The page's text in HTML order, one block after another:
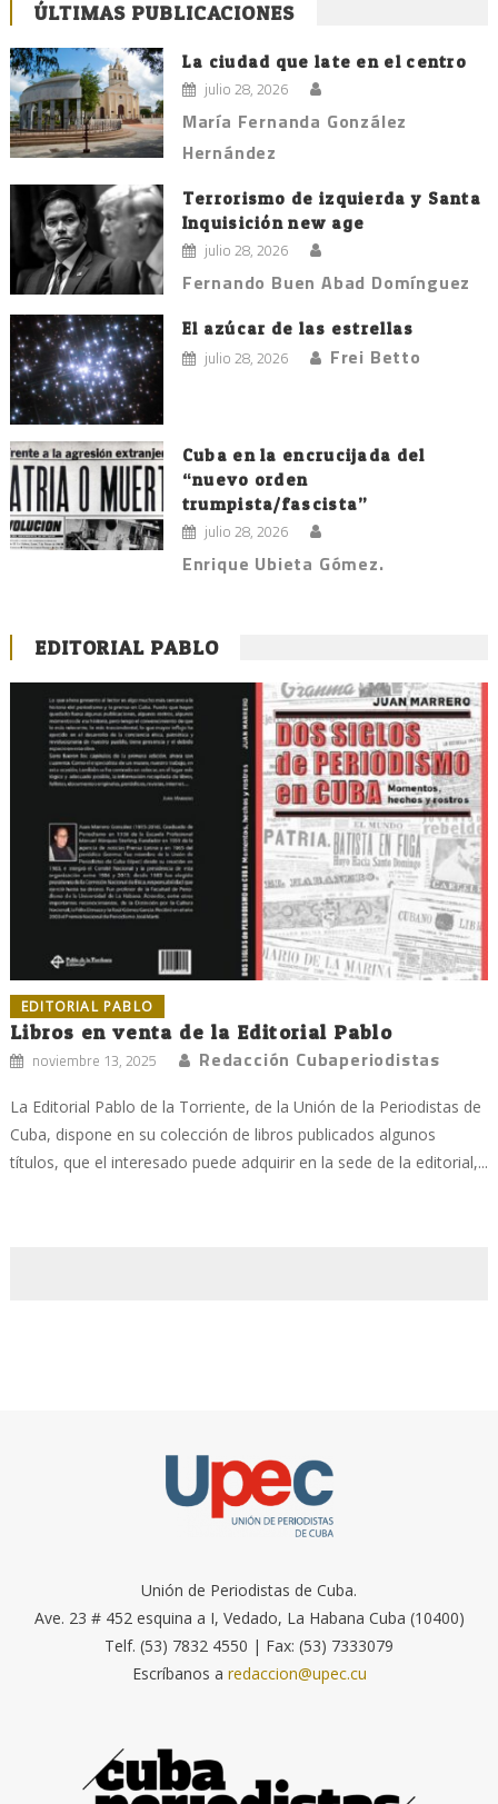
ÚLTIMAS PUBLICACIONES
La ciudad que late en el centro
julio 28, 2026
María Fernanda González
Hernández
Terrorismo de izquierda y Santa
Inquisición new age
julio 28, 2026
Fernando Buen Abad Domínguez
El azúcar de las estrellas
julio 28, 2026 Frei Betto
Cuba en la encrucijada del
“nuevo orden
trumpista/fascista”
julio 28, 2026
Enrique Ubieta Gómez.
EDITORIAL PABLO
EDITORIAL PABLO
Libros en venta de la Editorial Pablo
noviembre 13, 2025 Redacción Cubaperiodistas
La Editorial Pablo de la Torriente, de la Unión de la Periodistas de
Cuba, dispone en su colección de libros publicados algunos
títulos, que el interesado puede adquirir en la sede de la editorial,...
Unión de Periodistas de Cuba.
Ave. 23 # 452 esquina a I, Vedado, La Habana Cuba (10400)
Telf. (53) 7832 4550 | Fax: (53) 7333079
Escríbanos a redaccion@upec.cu